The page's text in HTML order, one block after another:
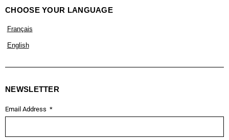
CHOOSE YOUR LANGUAGE
Français
English
NEWSLETTER
Email Address